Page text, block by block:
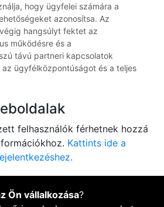
hogy ügyfelei számára a
azonosítsa. Az
hangsúlyt fektet az
működésre és a
távú partneri kapcsolatok
az ügyfélközpontúságot és a teljes
felhasználók férhetnek hozzá
Kattints ide a
Ön vállalkozása?